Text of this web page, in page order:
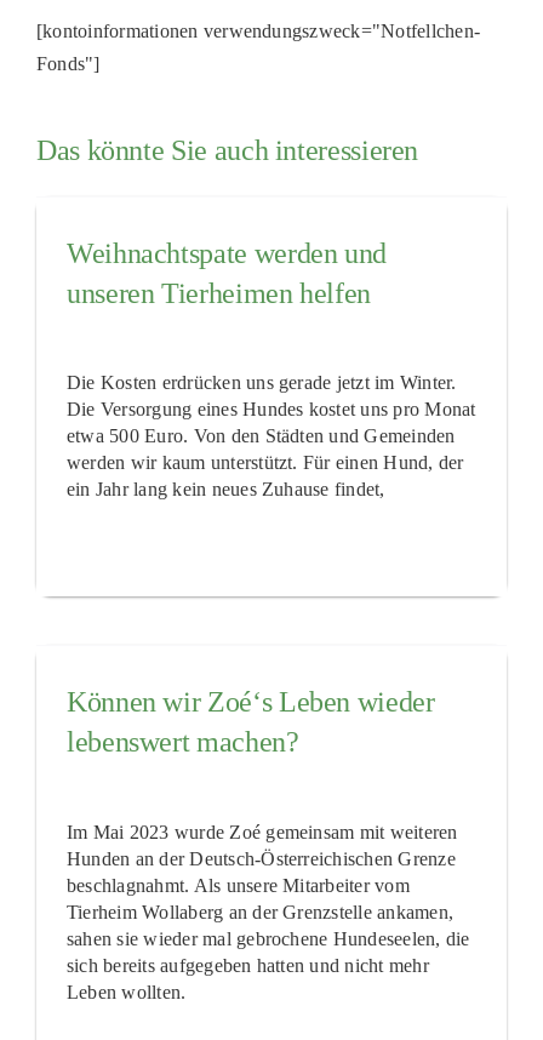
[kontoinformationen verwendungszweck="Notfellchen-
Fonds"]
Das könnte Sie auch interessieren
Weihnachtspate werden und
unseren Tierheimen helfen
Die Kosten erdrücken uns gerade jetzt im Winter.
Die Versorgung eines Hundes kostet uns pro Monat
etwa 500 Euro. Von den Städten und Gemeinden
werden wir kaum unterstützt. Für einen Hund, der
ein Jahr lang kein neues Zuhause findet,
Können wir Zoé‘s Leben wieder
lebenswert machen?
Im Mai 2023 wurde Zoé gemeinsam mit weiteren
Hunden an der Deutsch-Österreichischen Grenze
beschlagnahmt. Als unsere Mitarbeiter vom
Tierheim Wollaberg an der Grenzstelle ankamen,
sahen sie wieder mal gebrochene Hundeseelen, die
sich bereits aufgegeben hatten und nicht mehr
Leben wollten.